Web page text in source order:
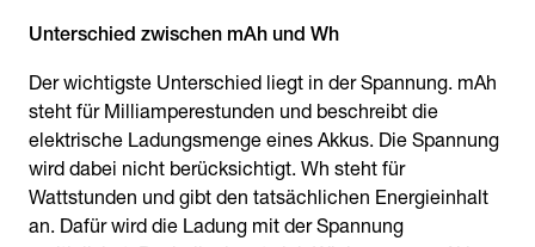
Unterschied zwischen mAh und Wh
Der wichtigste Unterschied liegt in der Spannung. mAh
steht für Milliamperestunden und beschreibt die
elektrische Ladungsmenge eines Akkus. Die Spannung
wird dabei nicht berücksichtigt. Wh steht für
Wattstunden und gibt den tatsächlichen Energieinhalt
an. Dafür wird die Ladung mit der Spannung